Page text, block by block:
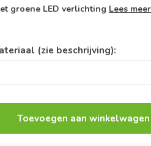
groene LED verlichting Lees meer
(zie beschrijving):
Toevoegen aan winkelwagen